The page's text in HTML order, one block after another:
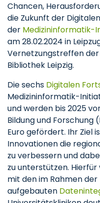
Chancen,
die Zukunft der
der Medizininformatik-
am 28.02.2024 in
Vernetzungstreffen
Bibliothek Leipzig.
Die sechs Digitalen
Medizininformatik-
und werden bis 2025
Bildung und Forschung
Euro gefördert. Ihr Ziel
Innovationen die
zu verbessern und
zu unterstützen.
mit den im Rahmen
aufgebauten